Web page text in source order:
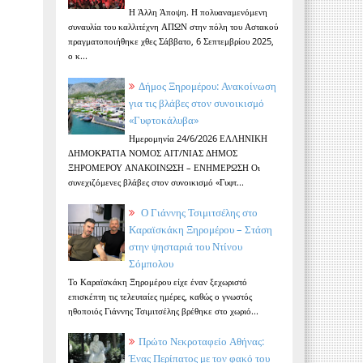
Η Άλλη Άποψη. Η πολυαναμενόμενη
συναυλία του καλλιτέχνη ΑΠΩΝ στην πόλη του Αστακού
πραγματοποιήθηκε χθες Σάββατο, 6 Σεπτεμβρίου 2025,
ο κ...
Δήμος Ξηρομέρου: Ανακοίνωση
για τις βλάβες στον συνοικισμό
«Γυφτοκάλυβα»
Ημερομηνία 24/6/2026 ΕΛΛΗΝΙΚΗ
ΔΗΜΟΚΡΑΤΙΑ ΝΟΜΟΣ ΑΙΤ/ΝΙΑΣ ΔΗΜΟΣ
ΞΗΡΟΜΕΡΟΥ ΑΝΑΚΟΙΝΩΣΗ – ΕΝΗΜΕΡΩΣΗ Οι
συνεχιζόμενες βλάβες στον συνοικισμό «Γυφτ...
Ο Γιάννης Τσιμιτσέλης στο
Καραϊσκάκη Ξηρομέρου – Στάση
στην ψησταριά του Ντίνου
Σόμπολου
Το Καραϊσκάκη Ξηρομέρου είχε έναν ξεχωριστό
επισκέπτη τις τελευταίες ημέρες, καθώς ο γνωστός
ηθοποιός Γιάννης Τσιμιτσέλης βρέθηκε στο χωριό...
Πρώτο Νεκροταφείο Αθήνας:
Ένας Περίπατος με τον φακό του